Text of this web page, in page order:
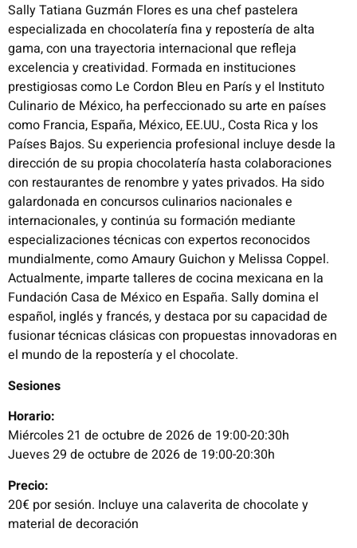
Sally Tatiana Guzmán Flores es una chef pastelera
especializada en chocolatería fina y repostería de alta
gama, con una trayectoria internacional que refleja
excelencia y creatividad. Formada en instituciones
prestigiosas como Le Cordon Bleu en París y el Instituto
Culinario de México, ha perfeccionado su arte en países
como Francia, España, México, EE.UU., Costa Rica y los
Países Bajos. Su experiencia profesional incluye desde la
dirección de su propia chocolatería hasta colaboraciones
con restaurantes de renombre y yates privados. Ha sido
galardonada en concursos culinarios nacionales e
internacionales, y continúa su formación mediante
especializaciones técnicas con expertos reconocidos
mundialmente, como Amaury Guichon y Melissa Coppel.
Actualmente, imparte talleres de cocina mexicana en la
Fundación Casa de México en España. Sally domina el
español, inglés y francés, y destaca por su capacidad de
fusionar técnicas clásicas con propuestas innovadoras en
el mundo de la repostería y el chocolate.
Sesiones
Horario:
Miércoles 21 de octubre de 2026 de 19:00-20:30h
Jueves 29 de octubre de 2026 de 19:00-20:30h
Precio:
20€ por sesión. Incluye una calaverita de chocolate y
material de decoración